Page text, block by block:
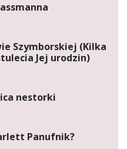
Szymborskiej (Kilka
Jej urodzin)
nestorki
Panufnik?